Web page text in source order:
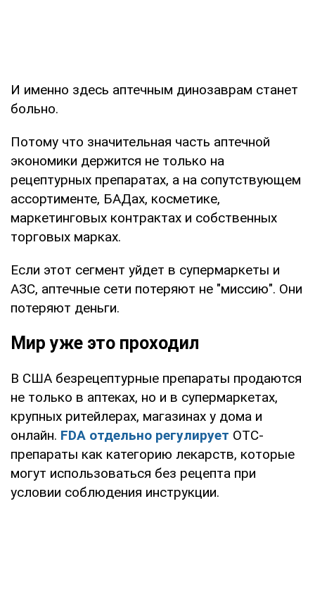
И именно здесь аптечным динозаврам станет
больно.
Потому что значительная часть аптечной
экономики держится не только на
рецептурных препаратах, а на сопутствующем
ассортименте, БАДах, косметике,
маркетинговых контрактах и собственных
торговых марках.
Если этот сегмент уйдет в супермаркеты и
АЗС, аптечные сети потеряют не "миссию". Они
потеряют деньги.
Мир уже это проходил
В США безрецептурные препараты продаются
не только в аптеках, но и в супермаркетах,
крупных ритейлерах, магазинах у дома и
онлайн. FDA отдельно регулирует OTC-
препараты как категорию лекарств, которые
могут использоваться без рецепта при
условии соблюдения инструкции.